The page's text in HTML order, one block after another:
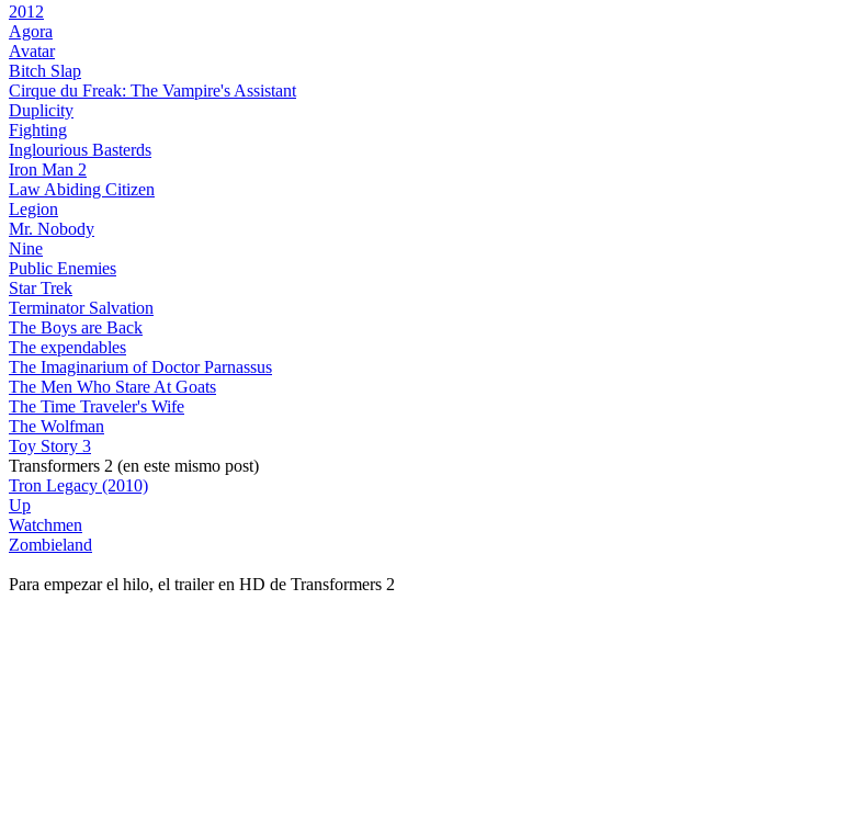
2012
Agora
Avatar
Bitch Slap
Cirque du Freak: The Vampire's Assistant
Duplicity
Fighting
Inglourious Basterds
Iron Man 2
Law Abiding Citizen
Legion
Mr. Nobody
Nine
Public Enemies
Star Trek
Terminator Salvation
The Boys are Back
The expendables
The Imaginarium of Doctor Parnassus
The Men Who Stare At Goats
The Time Traveler's Wife
The Wolfman
Toy Story 3
Transformers 2 (en este mismo post)
Tron Legacy (2010)
Up
Watchmen
Zombieland
Para empezar el hilo, el trailer en HD de Transformers 2